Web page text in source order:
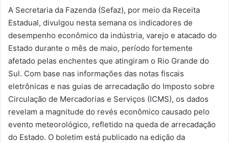
A Secretaria da Fazenda (Sefaz), por meio da Receita
Estadual, divulgou nesta semana os indicadores de
desempenho econômico da indústria, varejo e atacado do
Estado durante o mês de maio, período fortemente
afetado pelas enchentes que atingiram o Rio Grande do
Sul. Com base nas informações das notas fiscais
eletrônicas e nas guias de arrecadação do Imposto sobre
Circulação de Mercadorias e Serviços (ICMS), os dados
revelam a magnitude do revés econômico causado pelo
evento meteorológico, refletido na queda de arrecadação
do Estado. O boletim está publicado na edição da